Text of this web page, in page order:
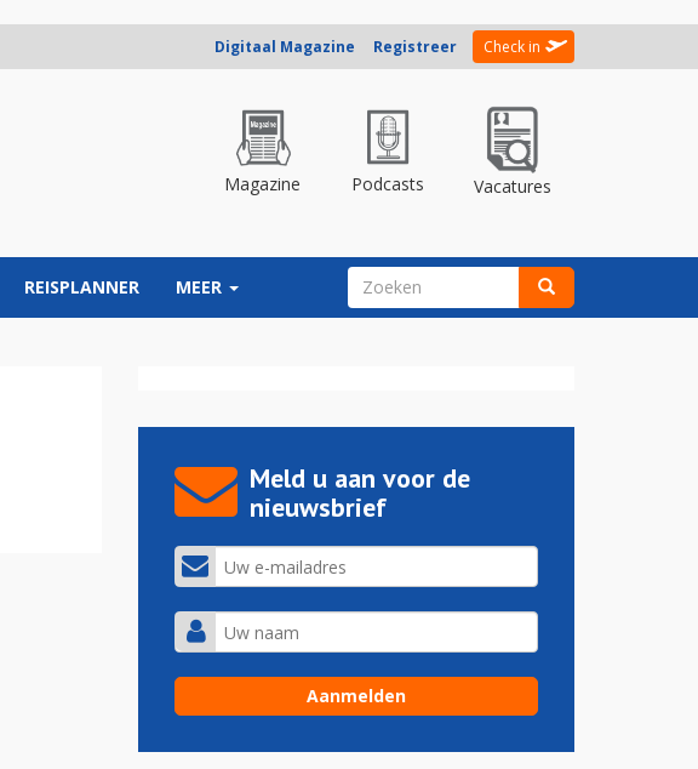
Digitaal Magazine Registreer Check in
Magazine Podcasts Vacatures
REISPLANNER MEER ZOEKVELD
Meld u aan voor de
nieuwsbrief